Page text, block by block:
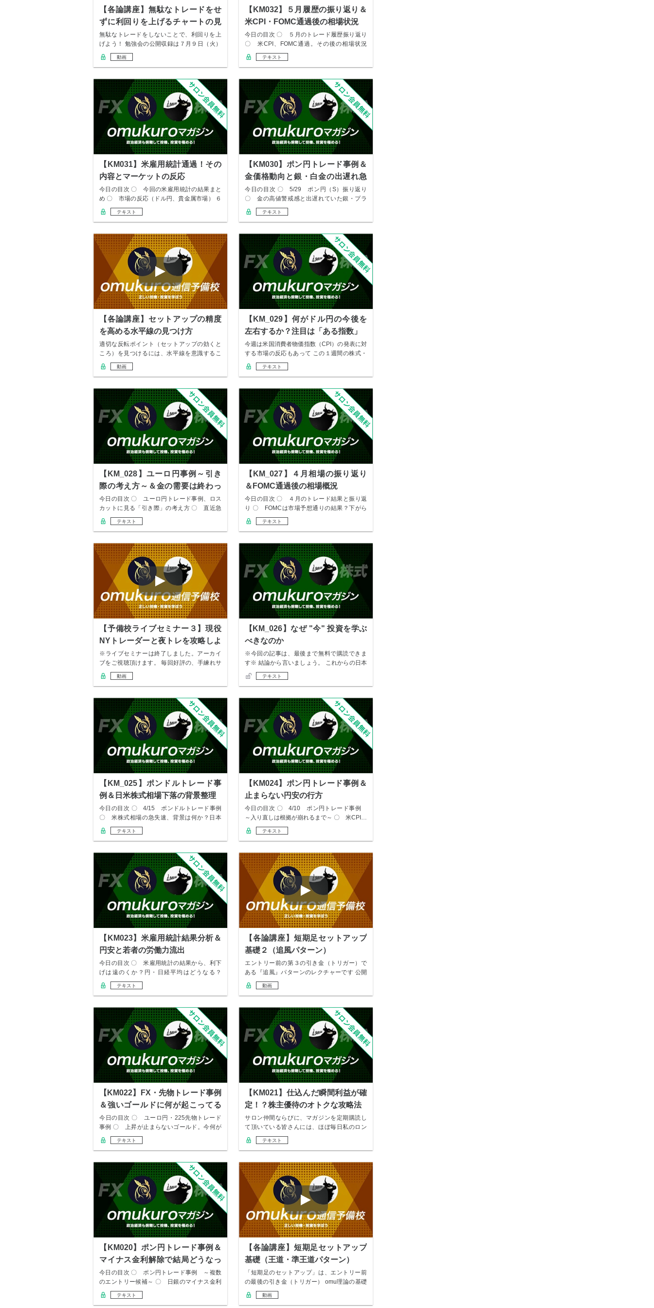
【各論講座】無駄なトレードをせ
ずに利回りを上げるチャートの見
方
無駄なトレードをしないことで、利回りを上
げよう！ 勉強会の公開収録は７月９日（火）
２１：０…
動画
【KM032】５月履歴の振り返り＆
米CPI・FOMC通過後の相場状況
今日の目次 〇 ５月のトレード履歴振り返り
〇 米CPI、FOMC通過。その後の相場状況
を…
テキスト
【KM031】米雇用統計通過！その
内容とマーケットの反応
今日の目次 〇 今回の米雇用統計の結果まと
め 〇 市場の反応（ドル円、貴金属市場） ６
月７…
テキスト
【KM030】ポン円トレード事例＆
金価格動向と銀・白金の出遅れ急
伸
今日の目次 〇 5/29 ポン円（S）振り返り
〇 金の高値警戒感と出遅れていた銀・プラ
チナ…
テキスト
【各論講座】セットアップの精度
を高める水平線の見つけ方
適切な反転ポイント（セットアップの効くと
ころ）を見つけるには、水平線を意識するこ
とが大事 …
動画
【KM_029】何がドル円の今後を
左右するか？注目は「ある指数」
今週は米国消費者物価指数（CPI）の発表に対
する市場の反応もあって この１週間の株式・
債券…
テキスト
【KM_028】ユーロ円事例～引き
際の考え方～＆金の需要は終わっ
た？
今日の目次 〇 ユーロ円トレード事例、ロス
カットに見る「引き際」の考え方 〇 直近急
進のゴ…
テキスト
【KM_027】４月相場の振り返り
＆FOMC通過後の相場概況
今日の目次 〇 ４月のトレード結果と振り返
り 〇 FOMCは市場予想通りの結果？下がら
ぬ米…
テキスト
【予備校ライブセミナー３】現役
NYトレーダーと夜トレを攻略しよ
う
※ライブセミナーは終了しました。アーカイ
ブをご視聴頂けます。 毎回好評の、手練れサ
ロン仲間…
動画
【KM_026】なぜ "今" 投資を学ぶ
べきなのか
※今回の記事は、最後まで無料で購読できま
す※ 結論から言いましょう。 これからの日本
経済を…
テキスト
【KM_025】ポンドルトレード事
例＆日米株式相場下落の背景整理
今日の目次 〇 4/15 ポンドルトレード事例
〇 米株式相場の急失速、背景は何か？日本
の…
テキスト
【KM024】ポン円トレード事例＆
止まらない円安の行方
今日の目次 〇 4/10 ポン円トレード事例
～入り直しは根拠が崩れるまで～ 〇 米CPI…
テキスト
【KM023】米雇用統計結果分析＆
円安と若者の労働力流出
今日の目次 〇 米雇用統計の結果から、利下
げは遠のくか？円・日経平均はどうなる？
〇 歯止め…
テキスト
【各論講座】短期足セットアップ
基礎２（追風パターン）
エントリー前の第３の引き金（トリガー）で
ある『追風』パターンのレクチャーです 公開
収録勉強…
動画
【KM022】FX・先物トレード事例
＆強いゴールドに何が起こってる
か
今日の目次 〇 ユーロ円・225先物トレード
事例 〇 上昇が止まらないゴールド。今何が
起こ…
テキスト
【KM021】仕込んだ瞬間利益が確
定！？株主優待のオトクな攻略法
サロン仲間ならびに、マガジンを定期購読し
て頂いている皆さんには、ほぼ毎日私のロン
ドン市場前…
テキスト
【KM020】ポン円トレード事例＆
マイナス金利解除で結局どうなっ
た？
今日の目次 〇 ポン円トレード事例 ～複数
のエントリー候補～ 〇 日銀のマイナス金利
解除。…
テキスト
【各論講座】短期足セットアップ
基礎（王道・準王道パターン）
「短期足のセットアップ」は、エントリー前
の最後の引き金（トリガー） omu理論の基礎
として…
動画